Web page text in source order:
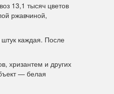
13,1 тысяч цветов
ржавчиной,
каждая. После
хризантем и других
— белая